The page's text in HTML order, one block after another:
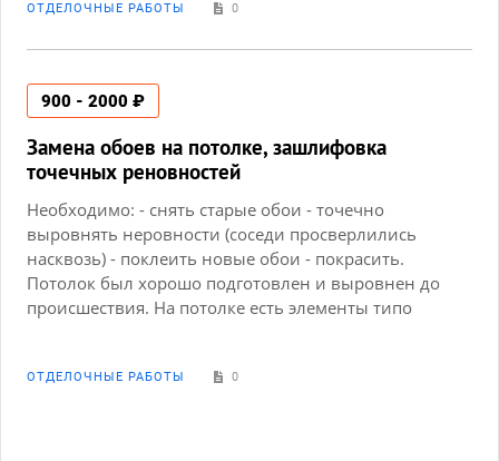
ОТДЕЛОЧНЫЕ РАБОТЫ 0
900 - 2000 ₽
Замена обоев на потолке, зашлифовка
точечных реновностей
Необходимо: - снять старые обои - точечно
выровнять неровности (соседи просверлились
насквозь) - поклеить новые обои - покрасить.
Потолок был хорошо подготовлен и выровнен до
происшествия. На потолке есть элементы типо
покрытие основной плоскости потолка, где
ОТДЕЛОЧНЫЕ РАБОТЫ 0